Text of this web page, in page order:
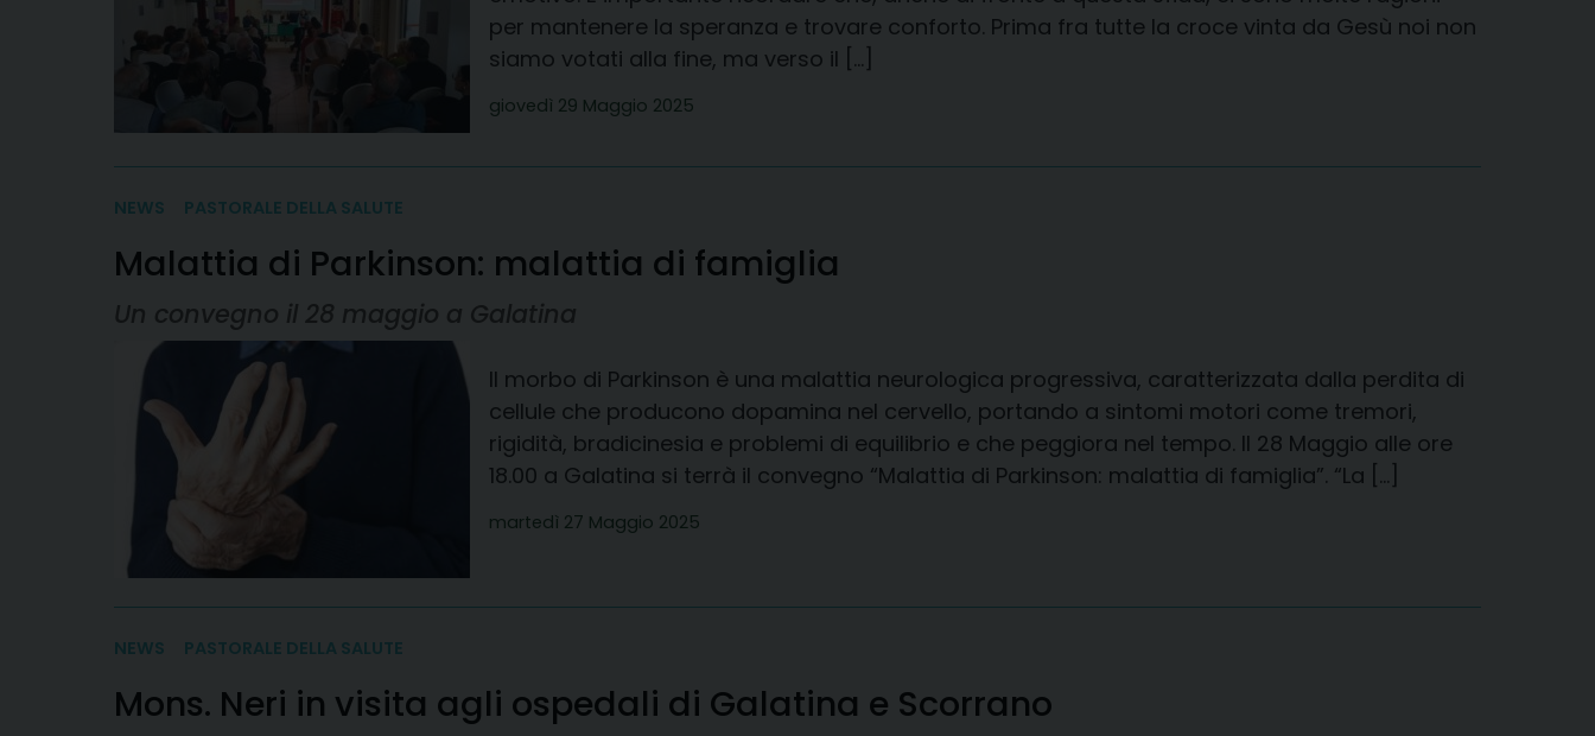
per mantenere la speranza e trovare conforto. Prima fra tutte la croce vinta da Gesù noi non
siamo votati alla fine, ma verso il […]
giovedì 29 Maggio 2025
NEWS PASTORALE DELLA SALUTE
Malattia di Parkinson: malattia di famiglia
Un convegno il 28 maggio a Galatina
Il morbo di Parkinson è una malattia neurologica progressiva, caratterizzata dalla perdita di
cellule che producono dopamina nel cervello, portando a sintomi motori come tremori,
rigidità, bradicinesia e problemi di equilibrio e che peggiora nel tempo. Il 28 Maggio alle ore
18.00 a Galatina si terrà il convegno “Malattia di Parkinson: malattia di famiglia”. “La […]
martedì 27 Maggio 2025
NEWS PASTORALE DELLA SALUTE
Mons. Neri in visita agli ospedali di Galatina e Scorrano